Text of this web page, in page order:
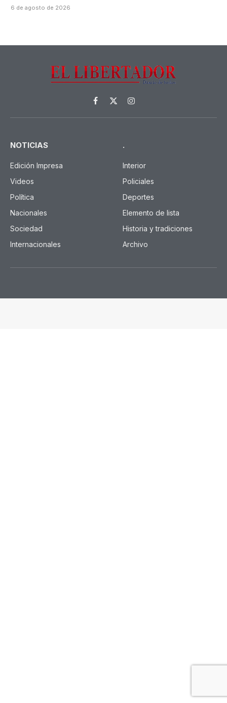
6 de agosto de 2026
Facebook
X
(Twitter)
Instagram
NOTICIAS
Edición Impresa
Videos
Política
Nacionales
Sociedad
Internacionales
.
Interior
Policiales
Deportes
Elemento de lista
Historia y tradiciones
Archivo